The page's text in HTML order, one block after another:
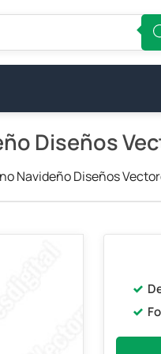
Diseños
Navideño Diseños